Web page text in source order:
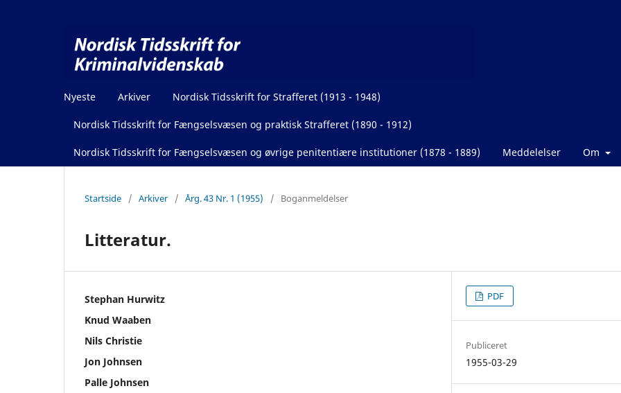
Nyeste Arkiver Nordisk Tidsskrift for Strafferet (1913 - 1948)
Nordisk Tidsskrift for Fængselsvæsen og praktisk Strafferet (1890 - 1912)
Nordisk Tidsskrift for Fængselsvæsen og øvrige penitentiære institutioner (1878 - 1889) Meddelelser Om
Startside / Arkiver / Årg. 43 Nr. 1 (1955) / Boganmeldelser
Litteratur.
Stephan Hurwitz
Knud Waaben
Nils Christie
Jon Johnsen
Palle Johnsen
PDF
Publiceret
1955-03-29